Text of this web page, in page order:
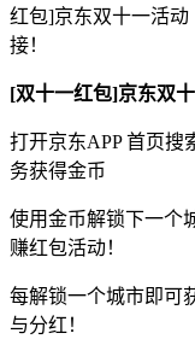
红包]京东双十一活
接！
[双十一红包]京东双
打开京东APP 首页搜
务获得金币
使用金币解锁下一个
赚红包活动！
每解锁一个城市即可
与分红！